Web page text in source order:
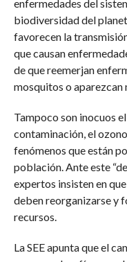
enfermedades del
biodiversidad del
favorecen la
que causan
de que reemerjan
mosquitos o aparezcan
Tampoco son inocuos
contaminación, el
fenómenos que están
población. Ante este
expertos insisten en
deben reorganizarse y
recursos.
La SEE apunta que el